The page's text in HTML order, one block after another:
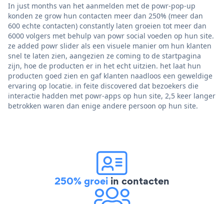
In just months van het aanmelden met de powr-pop-up
konden ze grow hun contacten meer dan 250% (meer dan
600 echte contacten) constantly laten groeien tot meer dan
6000 volgers met behulp van powr social voeden op hun site.
ze added powr slider als een visuele manier om hun klanten
snel te laten zien, aangezien ze coming to de startpagina
zijn, hoe de producten er in het echt uitzien. het laat hun
producten goed zien en gaf klanten naadloos een geweldige
ervaring op locatie. in feite discovered dat bezoekers die
interactie hadden met powr-apps op hun site, 2,5 keer langer
betrokken waren dan enige andere persoon op hun site.
250% groei in contacten